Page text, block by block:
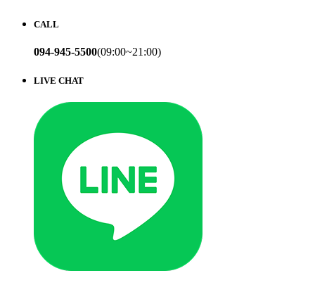
CALL
094-945-5500(09:00~21:00)
LIVE CHAT